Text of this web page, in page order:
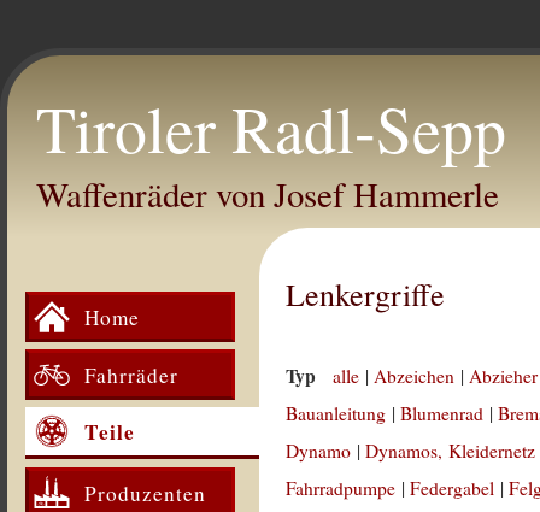
Tiroler Radl-Sepp
Waffenräder von Josef Hammerle
Home
Fahrräder
Teile
Produzenten
Lenkergriffe
Typ alle |Abzeichen |
Bauanleitung |Blumenrad |
Dynamo |Dynamos, Kleidernetz
Fahrradpumpe |Federgabel |